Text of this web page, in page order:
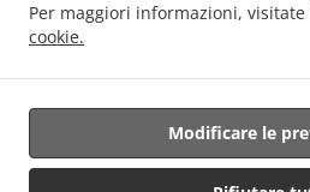
Per maggiori informazioni, visitate
cookie.
Modificare le
Sandweiler Hamm